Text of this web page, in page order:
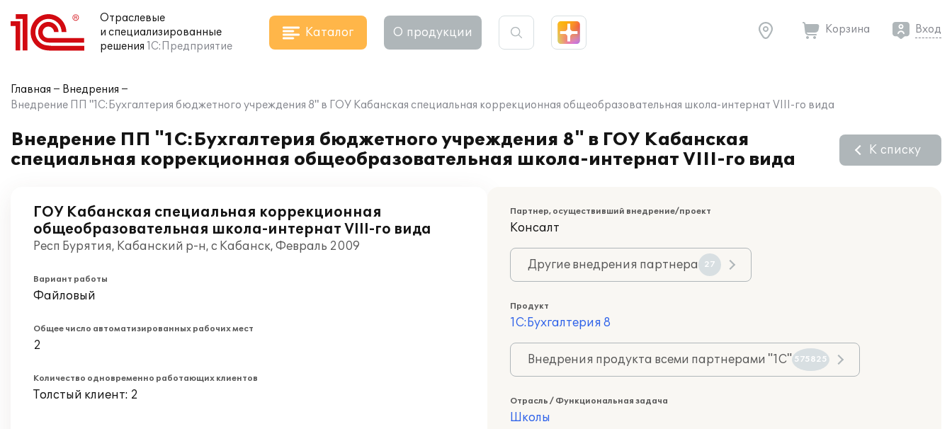
Отраслевые
и специализированные
решения 1С:Предприятие
Каталог О продукции Корзина Вход
Главная
Внедрения
Внедрение ПП "1С:Бухгалтерия бюджетного учреждения 8" в ГОУ Кабанская специальная коррекционная общеобразовательная школа-интернат VIII-го вида
Внедрение ПП "1С:Бухгалтерия бюджетного учреждения 8" в ГОУ Кабанская
специальная коррекционная общеобразовательная школа-интернат VIII-го вида
К списку
ГОУ Кабанская специальная коррекционная
общеобразовательная школа-интернат VIII-го вида
Респ Бурятия, Кабанский р-н, с Кабанск, Февраль 2009
Вариант работы
Файловый
Общее число автоматизированных рабочих мест
2
Количество одновременно работающих клиентов
Толстый клиент: 2
Партнер, осуществивший внедрение/проект
Консалт
Другие внедрения партнера 27
Продукт
1С:Бухгалтерия 8
Внедрения продукта всеми партнерами "1С" 575825
Отрасль / Функциональная задача
Школы